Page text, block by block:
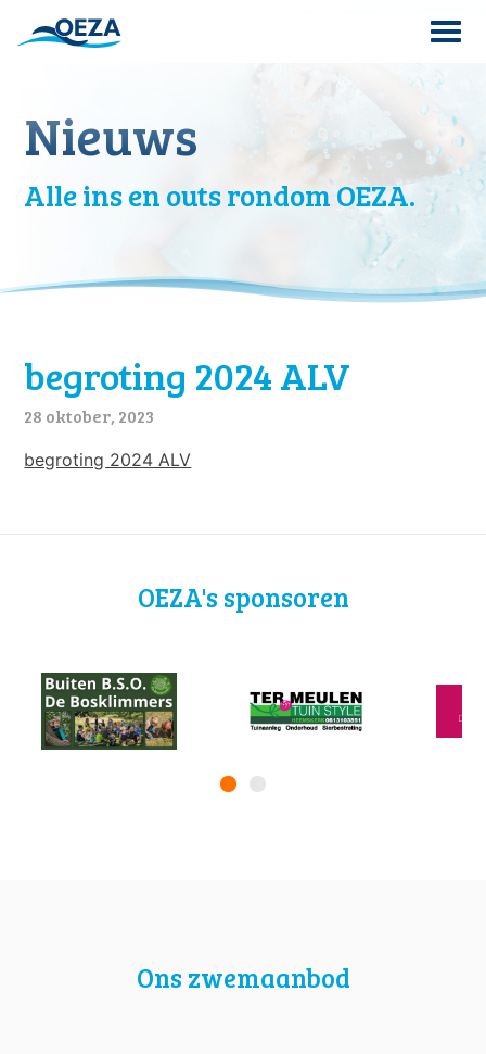
Search
Nieuws
Alle ins en outs rondom OEZA.
begroting 2024 ALV
28 oktober, 2023
begroting 2024 ALV
OEZA's sponsoren
Ons zwemaanbod